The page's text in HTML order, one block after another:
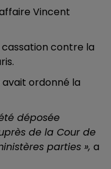
Vincent
contre la
ordonné la
déposée
de la Cour de
parties », a